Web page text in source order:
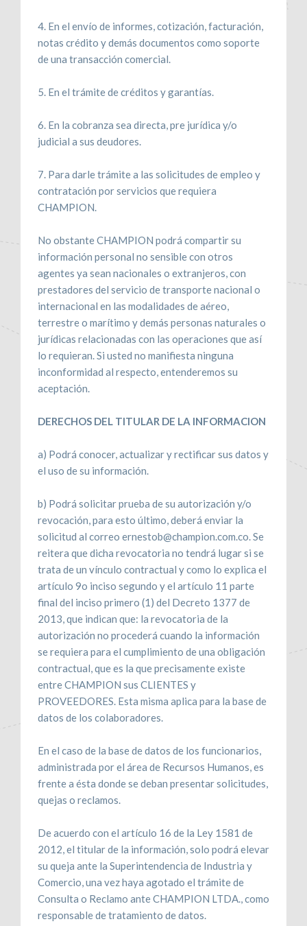
4. En el envío de informes, cotización, facturación,
notas crédito y demás documentos como soporte
de una transacción comercial.
5. En el trámite de créditos y garantías.
6. En la cobranza sea directa, pre jurídica y/o
judicial a sus deudores.
7. Para darle trámite a las solicitudes de empleo y
contratación por servicios que requiera
CHAMPION.
No obstante CHAMPION podrá compartir su
información personal no sensible con otros
agentes ya sean nacionales o extranjeros, con
prestadores del servicio de transporte nacional o
internacional en las modalidades de aéreo,
terrestre o marítimo y demás personas naturales o
jurídicas relacionadas con las operaciones que así
lo requieran. Si usted no manifiesta ninguna
inconformidad al respecto, entenderemos su
aceptación.
DERECHOS DEL TITULAR DE LA INFORMACION
a) Podrá conocer, actualizar y rectificar sus datos y
el uso de su información.
b) Podrá solicitar prueba de su autorización y/o
revocación, para esto último, deberá enviar la
solicitud al correo ernestob@champion.com.co. Se
reitera que dicha revocatoria no tendrá lugar si se
trata de un vínculo contractual y como lo explica el
artículo 9o inciso segundo y el artículo 11 parte
final del inciso primero (1) del Decreto 1377 de
2013, que indican que: la revocatoria de la
autorización no procederá cuando la información
se requiera para el cumplimiento de una obligación
contractual, que es la que precisamente existe
entre CHAMPION sus CLIENTES y
PROVEEDORES. Esta misma aplica para la base de
datos de los colaboradores.
En el caso de la base de datos de los funcionarios,
administrada por el área de Recursos Humanos, es
frente a ésta donde se deban presentar solicitudes,
quejas o reclamos.
De acuerdo con el artículo 16 de la Ley 1581 de
2012, el titular de la información, solo podrá elevar
su queja ante la Superintendencia de Industria y
Comercio, una vez haya agotado el trámite de
Consulta o Reclamo ante CHAMPION LTDA., como
responsable de tratamiento de datos.